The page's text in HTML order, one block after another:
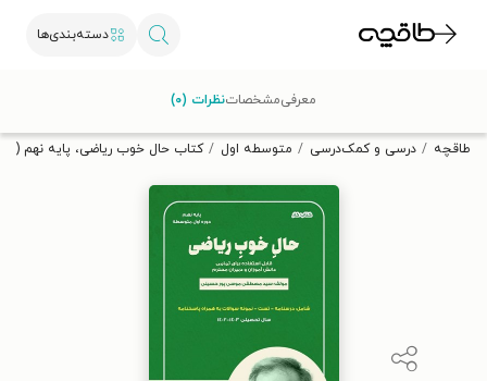
دسته‌بندی‌ها
تخفیف از طاقچه دریافت کن.
طاقچه درسی و کمک‌درسی متوسطه اول کتاب حال خوب ریاضی، پایه نهم
معرفیمشخصاتنظرات (۰)